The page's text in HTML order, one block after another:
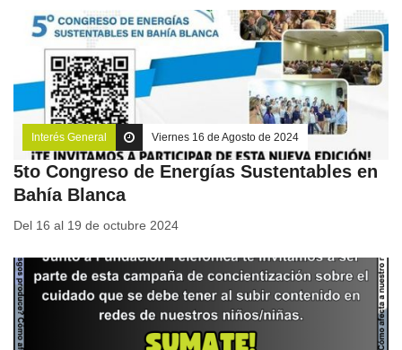
Interés General Viernes 16 de Agosto de 2024
5to Congreso de Energías Sustentables en
Bahía Blanca
Del 16 al 19 de octubre 2024